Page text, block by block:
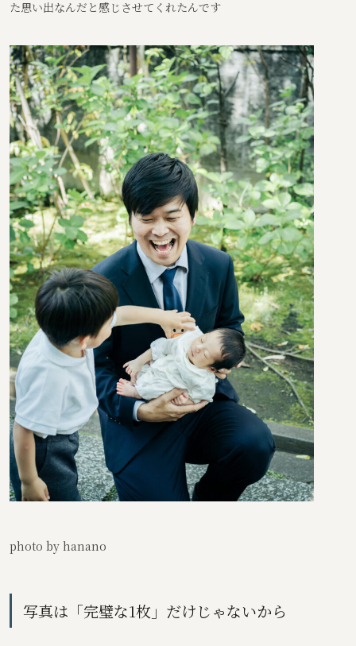
た思い出なんだと感じさせてくれたんです
photo by hanano
写真は「完璧な1枚」だけじゃないから